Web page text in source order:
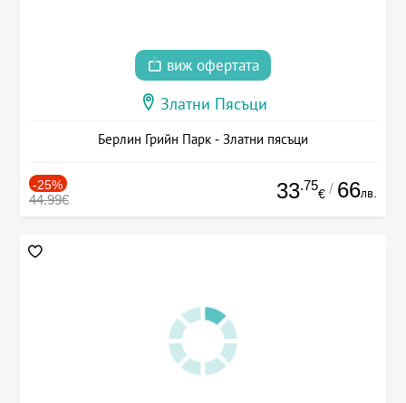
виж офертата
Златни Пясъци
Берлин Грийн Парк - Златни пясъци
-25%
44.99€ 33.75
€ / 66лв.